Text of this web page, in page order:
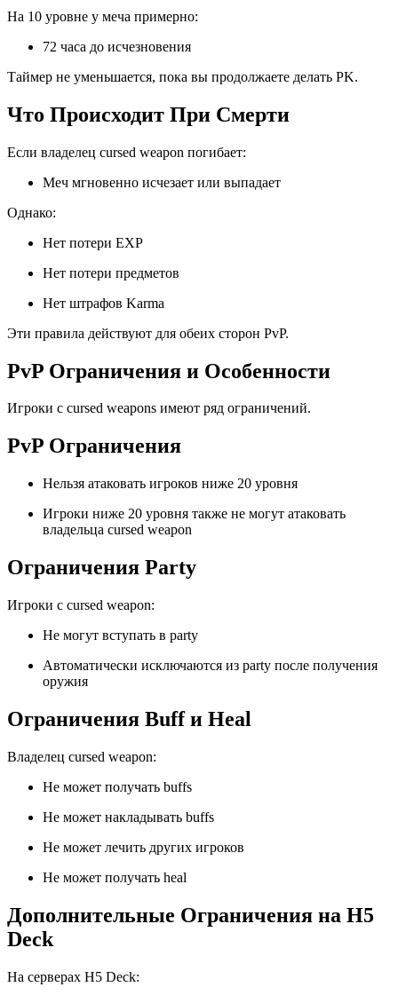
На 10 уровне у меча примерно:
72 часа до исчезновения
Таймер не уменьшается, пока вы продолжаете делать PK.
Что Происходит При Смерти
Если владелец cursed weapon погибает:
Меч мгновенно исчезает или выпадает
Однако:
Нет потери EXP
Нет потери предметов
Нет штрафов Karma
Эти правила действуют для обеих сторон PvP.
PvP Ограничения и Особенности
Игроки с cursed weapons имеют ряд ограничений.
PvP Ограничения
Нельзя атаковать игроков ниже 20 уровня
Игроки ниже 20 уровня также не могут атаковать
владельца cursed weapon
Ограничения Party
Игроки с cursed weapon:
Не могут вступать в party
Автоматически исключаются из party после получения
оружия
Ограничения Buff и Heal
Владелец cursed weapon:
Не может получать buffs
Не может накладывать buffs
Не может лечить других игроков
Не может получать heal
Дополнительные Ограничения на H5
Deck
На серверах H5 Deck: